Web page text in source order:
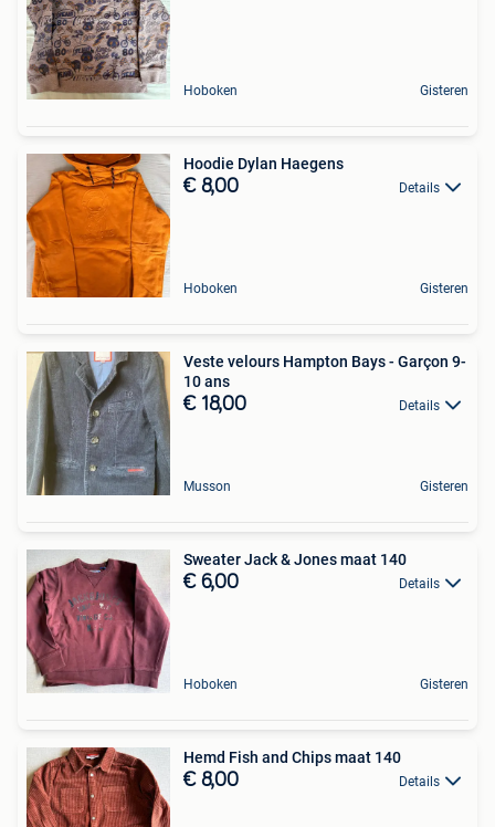
Hoboken Gisteren
Hoodie Dylan Haegens
€ 8,00 Details
Hoboken Gisteren
Veste velours Hampton Bays - Garçon 9-
10 ans
€ 18,00 Details
Musson Gisteren
Sweater Jack & Jones maat 140
€ 6,00 Details
Hoboken Gisteren
Hemd Fish and Chips maat 140
€ 8,00 Details